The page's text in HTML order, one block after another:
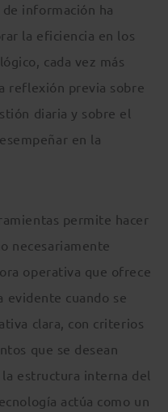
información ha
la eficiencia en los
cada vez más
reflexión previa sobre
diaria y sobre el
en la
permite hacer
necesariamente
operativa que ofrece
cuando se
clara, con criterios
que se desean
estructura interna del
actúa como un